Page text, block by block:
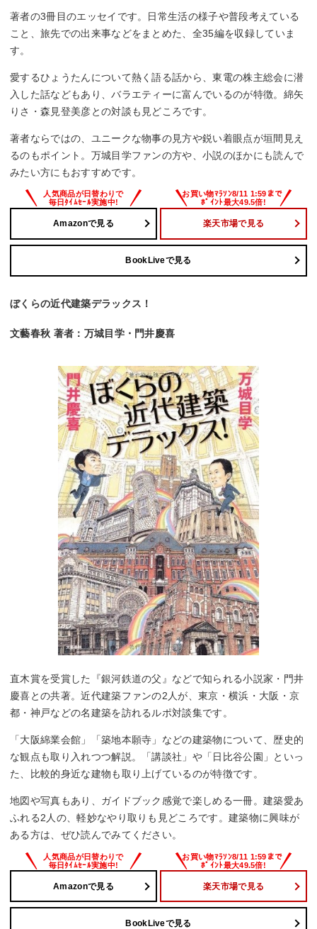
著者の3冊目のエッセイです。日常生活の様子や普段考えている
こと、旅先での出来事などをまとめた、全35編を収録していま
す。
愛するひょうたんについて熱く語る話から、東電の株主総会に潜
入した話などもあり、バラエティーに富んでいるのが特徴。綿矢
りさ・森見登美彦との対談も見どころです。
著者ならではの、ユニークな物事の見方や鋭い着眼点が垣間見え
るのもポイント。万城目学ファンの方や、小説のほかにも読んで
みたい方にもおすすめです。
Amazonで見る 楽天市場で見る
BookLiveで見る
ぼくらの近代建築デラックス！
文藝春秋 著者：万城目学・門井慶喜
直木賞を受賞した『銀河鉄道の父』などで知られる小説家・門井
慶喜との共著。近代建築ファンの2人が、東京・横浜・大阪・京
都・神戸などの名建築を訪れるルポ対談集です。
「大阪綿業会館」「築地本願寺」などの建築物について、歴史的
な観点も取り入れつつ解説。「講談社」や「日比谷公園」といっ
た、比較的身近な建物も取り上げているのが特徴です。
地図や写真もあり、ガイドブック感覚で楽しめる一冊。建築愛あ
ふれる2人の、軽妙なやり取りも見どころです。建築物に興味が
ある方は、ぜひ読んでみてください。
Amazonで見る 楽天市場で見る
BookLiveで見る